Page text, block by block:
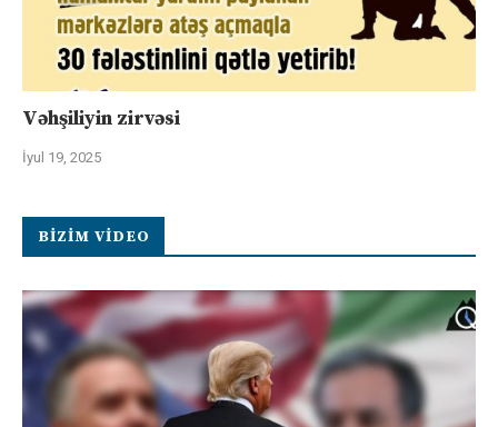
Vəhşiliyin zirvəsi
İyul 19, 2025
BIZIM VIDEO